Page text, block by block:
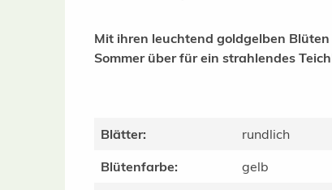
Mit ihren leuchtend goldgelben
Sommer über für ein strahlendes
Blätter:
rundlich
Blütenfarbe:
gelb